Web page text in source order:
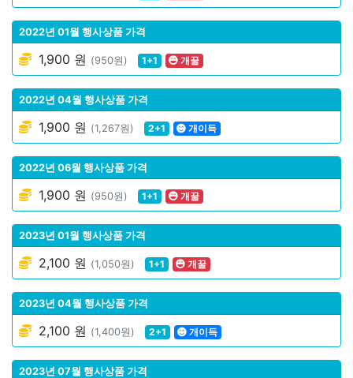
2022년 01월 행사상품 가격
1,900 원 (950원) 1+1 개꿀
2022년 04월 행사상품 가격
1,900 원 (1,267원) 2+1 개이득
2022년 06월 행사상품 가격
1,900 원 (950원) 1+1 개꿀
2023년 01월 행사상품 가격
2,100 원 (1,050원) 1+1 개꿀
2023년 04월 행사상품 가격
2,100 원 (1,400원) 2+1 개이득
2023년 07월 행사상품 가격